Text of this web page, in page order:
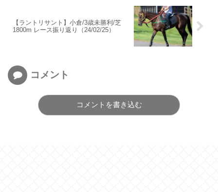
【ラントリサント】小倉/3歳未勝利/芝
1800m レース振り返り（24/02/25）
コメント
コメントを書き込む